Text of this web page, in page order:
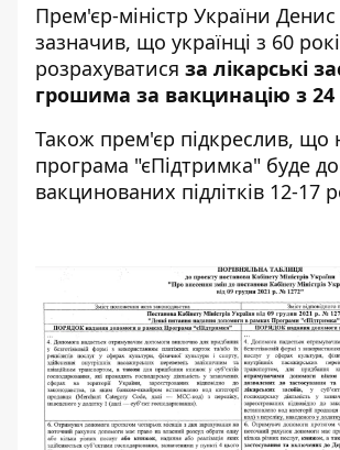
Прем'єр-міністр України
зазначив, що українці з 60
розрахуватися за лікарські
грошима за вакцинацію з 24
Також прем'єр підкреслив, що
програма "єПідтримка" буде
вакцинованих підлітків 12-17